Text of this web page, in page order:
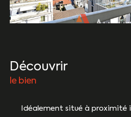
découvrir
le bien
Idéalement situé à